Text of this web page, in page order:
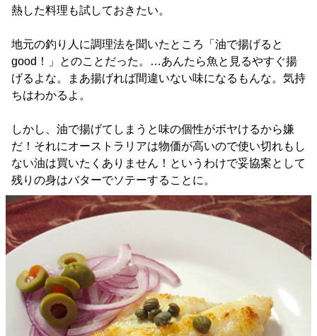
熱した料理も試しておきたい。
地元の釣り人に調理法を聞いたところ「油で揚げると
good！」とのことだった。…あんたら魚と見るやすぐ揚
げるよな。まあ揚げれば間違いない味になるもんな。気持
ちはわかるよ。
しかし、油で揚げてしまうと味の個性がボヤけるから嫌
だ！それにオーストラリアは物価が高いので使い切れもし
ない油は買いたくありません！というわけで妥協案として
残りの身はバターでソテーすることに。